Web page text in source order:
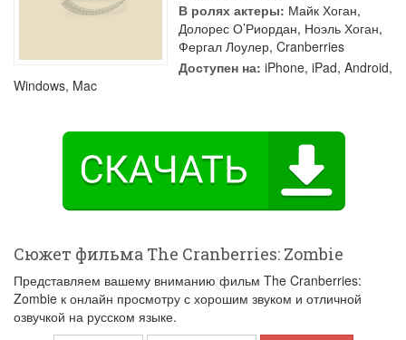
В ролях актеры: Майк Хоган,
Долорес О’Риордан, Ноэль Хоган,
Фергал Лоулер, Cranberries
Доступен на: iPhone, iPad, Android,
Windows, Mac
Сюжет фильма The Cranberries: Zombie
Представляем вашему вниманию фильм The Cranberries:
Zombie к онлайн просмотру с хорошим звуком и отличной
озвучкой на русском языке.